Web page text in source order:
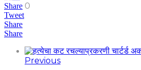
Share 0
Tweet
Share
Share
Previous